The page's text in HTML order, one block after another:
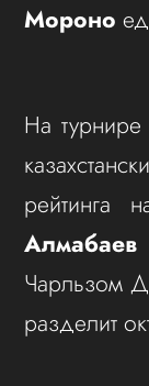
Мороно
На турнире
рейтинга
Алмабаев
Чарльзом
разделит